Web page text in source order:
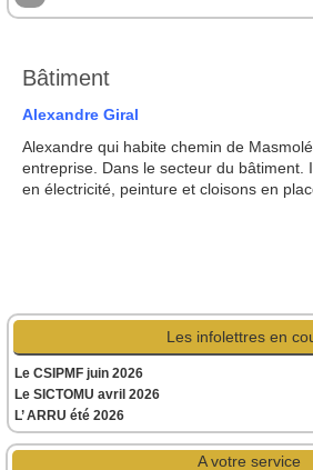
Bâtiment
Alexandre Giral
Alexandre qui habite chemin de
entreprise. Dans le secteur du bâtiment.
en électricité, peinture et cloisons en
Les infolettres en
Le CSIPMF juin 2026
Le SICTOMU avril 2026
L’ ARRU été 2026
A votre service